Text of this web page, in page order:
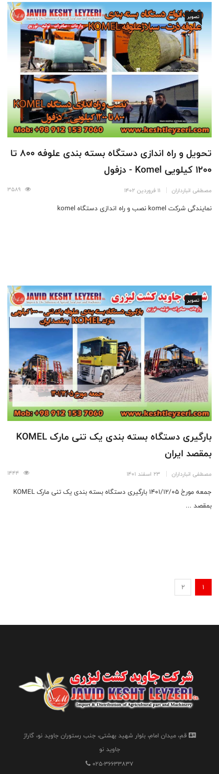
تصویر
تحویل و راه اندازی دستگاه بسته بندی علوفه 800 تا
1200 کیلویی Komel - دزفول
مصطفی انبارداران 11 فروردین 1402
نمایندگی شرکت komel نصب و راه اندازی دستگاه komel
تصویر
بارگیری دستگاه بسته بندی یک تنی مارک KOMEL
بمقصد ایران
مصطفی انبارداران 23 اسفند 1401
جمعه مورخ 1401/12/05 بارگیری دستگاه بسته بندی یک تنی مارک KOMEL
بمقصد ...
1
2
قم، میدان امام، بلوار شهید بهشتی، جنب رستوران جاوید نو، گاراژ
جاوید نو
025-36633837